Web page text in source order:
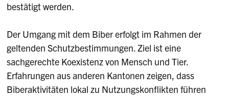
bestätigt werden.
Der Umgang mit dem Biber erfolgt im Rahmen der
geltenden Schutzbestimmungen. Ziel ist eine
sachgerechte Koexistenz von Mensch und Tier.
Erfahrungen aus anderen Kantonen zeigen, dass
Biberaktivitäten lokal zu Nutzungskonflikten führen